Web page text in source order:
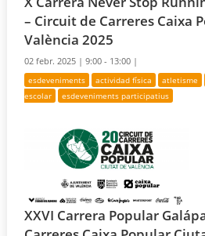
– Circuit de Carreres Caixa
València 2025
02 febr. 2025 |9:00 - 13:00 |
esdeveniments actividad física atletisme
escolar
esdeveniments participatius
XXVI Carrera Popular